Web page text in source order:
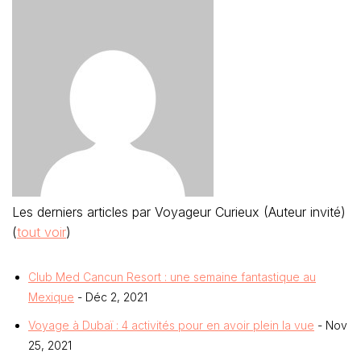
Les derniers articles par Voyageur Curieux (Auteur invité)
(tout voir)
Club Med Cancun Resort : une semaine fantastique au
Mexique - Déc 2, 2021
Voyage à Dubaï : 4 activités pour en avoir plein la vue - Nov
25, 2021